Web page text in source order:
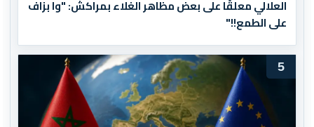
العلالي معلقًا على بعض مظاهر الغلاء بمراكش: "وا بزاف
على الطمع!!"
5